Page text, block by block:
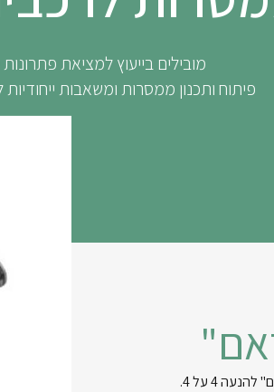
מובילים בייעוץ למציאת פתרונות
פיתוח ותכנון ממסרות ומשאבות
4 על 4.